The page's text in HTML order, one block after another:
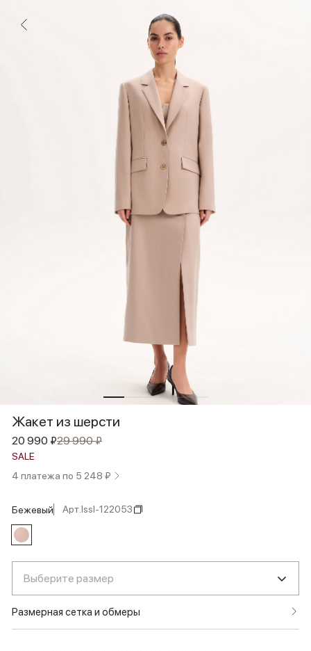
Жакет из шерсти
20 990 ₽29 990 ₽
SALE
4 платежа по 5 248 ₽
бежевый Арт.lssl-122053
Выберите размер
Размерная сетка и обмеры